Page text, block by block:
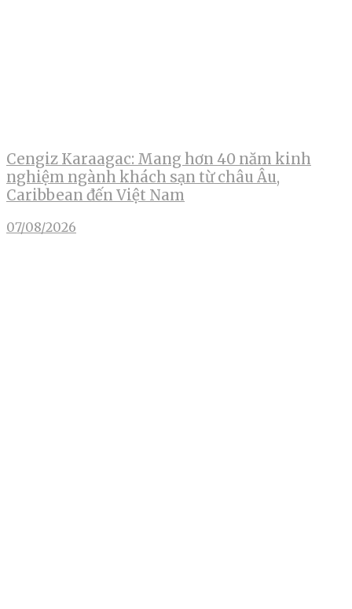
Cengiz Karaagac: Mang hơn 40 năm kinh
nghiệm ngành khách sạn từ châu Âu,
Caribbean đến Việt Nam
07/08/2026